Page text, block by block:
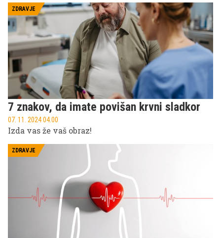
ZDRAVJE
7 znakov, da imate povišan krvni sladkor
07. 11. 2024 04.00
Izda vas že vaš obraz!
ZDRAVJE